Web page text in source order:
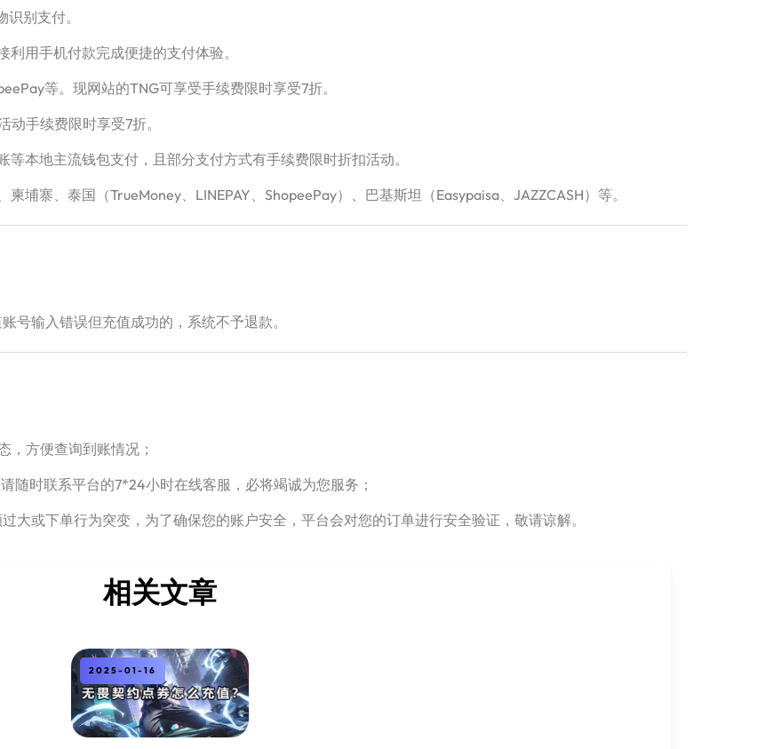
别支付。
用手机付款完成便捷的支付体验。
等。现网站的TNG可享受手续费限时享受7折。
手续费限时享受7折。
本地主流钱包支付，且部分支付方式有手续费限时折扣活动。
埔寨、泰国（TrueMoney、LINEPAY、ShopeePay）、巴基斯坦（Easypaisa、JAZZCASH）等。
号输入错误但充值成功的，系统不予退款。
，方便查询到账情况；
随时联系平台的7*24小时在线客服，必将竭诚为您服务；
大或下单行为突变，为了确保您的账户安全，平台会对您的订单进行安全验证，敬请谅解。
相关文章
2025-01-16